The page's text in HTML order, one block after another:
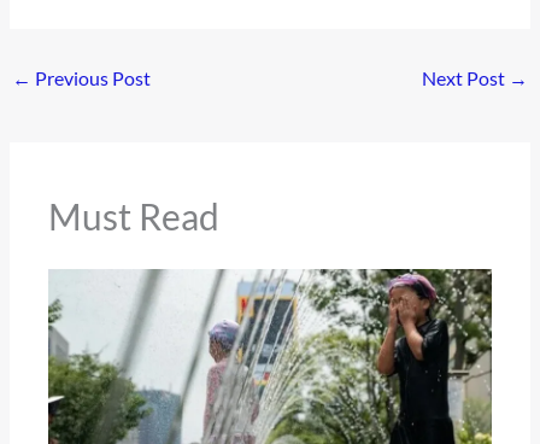
← Previous Post Next Post →
Must Read